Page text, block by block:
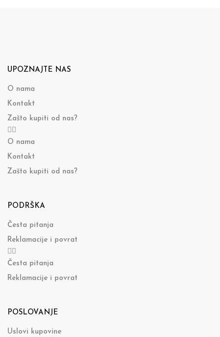
UPOZNAJTE NAS
O nama
Kontakt
Zašto kupiti od nas?
O nama
Kontakt
Zašto kupiti od nas?
PODRŠKA
Česta pitanja
Reklamacije i povrat
Česta pitanja
Reklamacije i povrat
POSLOVANJE
Uslovi kupovine